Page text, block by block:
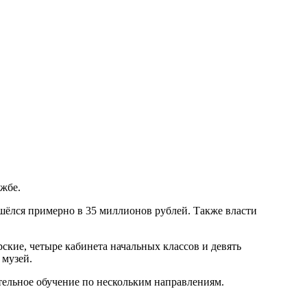
примерно в 35 миллионов рублей. Также власти
четыре кабинета начальных классов и девять
обучение по нескольким направлениям.